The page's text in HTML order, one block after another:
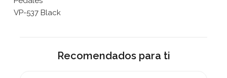
VP-537 Black
Recomendados para ti